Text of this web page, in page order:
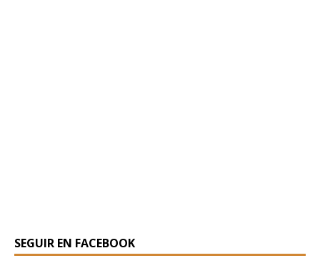
SEGUIR EN FACEBOOK